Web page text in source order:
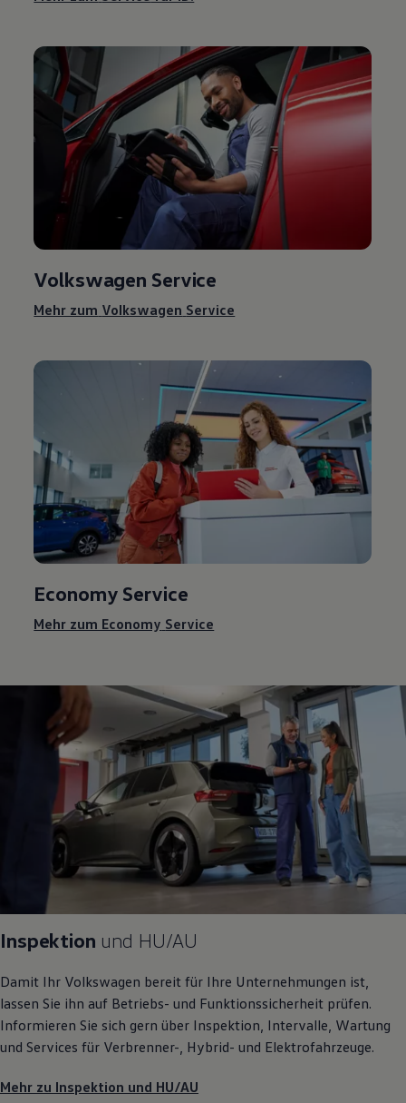
Volkswagen Service
Mehr zum Volkswagen Service
Economy Service
Mehr zum Economy Service
Inspektion und HU/AU
Damit Ihr Volkswagen bereit für Ihre Unternehmungen ist,
lassen Sie ihn auf Betriebs- und Funktionssicherheit prüfen.
Informieren Sie sich gern über Inspektion, Intervalle, Wartung
und Services für Verbrenner-, Hybrid- und Elektrofahrzeuge.
Mehr zu Inspektion und HU/AU